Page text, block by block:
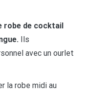
robe de cocktail
Ils
avec un ourlet
la robe midi au